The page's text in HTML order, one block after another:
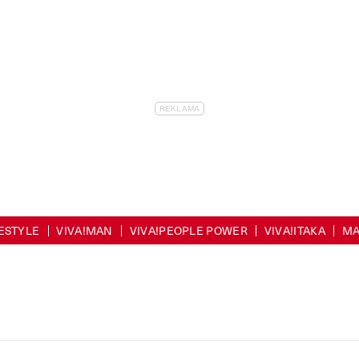
VIVA!MAN VIVA!PEOPLE POWER VIVA!ITAKA